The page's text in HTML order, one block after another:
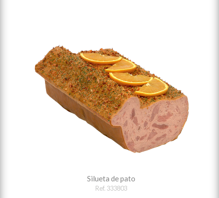
Silueta de pato
Ref. 333803